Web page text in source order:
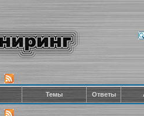
Темы Ответы